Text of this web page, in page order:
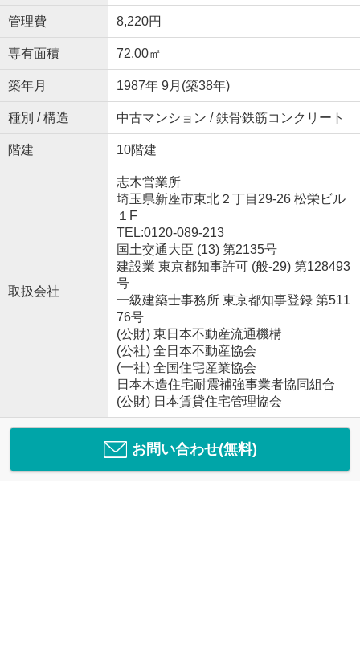
管理費 8,220円
専有面積 72.00㎡
築年月 1987年 9月(築38年)
種別 / 構造 中古マンション / 鉄骨鉄筋コンクリート
階建 10階建
取扱会社
志木営業所
埼玉県新座市東北２丁目29-26 松栄ビル
１F
TEL:0120-089-213
国土交通大臣 (13) 第2135号
建設業 東京都知事許可 (般-29) 第128493
号
一級建築士事務所 東京都知事登録 第511
76号
(公財) 東日本不動産流通機構
(公社) 全日本不動産協会
(一社) 全国住宅産業協会
日本木造住宅耐震補強事業者協同組合
(公財) 日本賃貸住宅管理協会
お問い合わせ(無料)